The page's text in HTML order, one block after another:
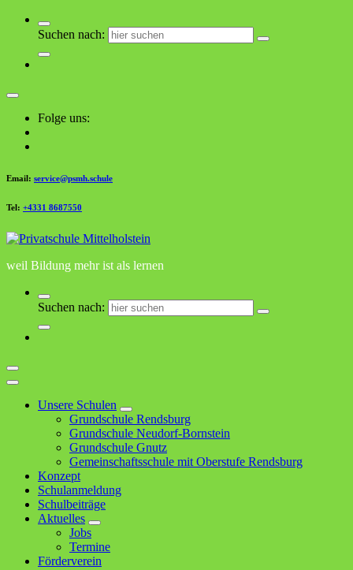
Suchen nach:
Folge uns:
Email: service@psmh.schule
Tel: +4331 8687550
weil Bildung mehr ist als lernen
Suchen nach:
Unsere Schulen
Grundschule Rendsburg
Grundschule Neudorf-Bornstein
Grundschule Gnutz
Gemeinschaftsschule mit Oberstufe Rendsburg
Konzept
Schulanmeldung
Schulbeiträge
Aktuelles
Jobs
Termine
Förderverein